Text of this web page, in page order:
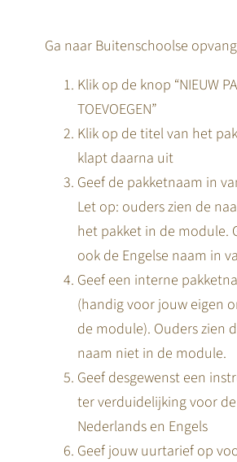
Ga naar Buitenschoolse
Klik op de knop “NIEUW
TOEVOEGEN”
Klik op de titel van het
klapt daarna uit
Geef de pakketnaam in
Let op: ouders zien de
het pakket in de module.
ook de Engelse naam in
Geef een interne
(handig voor jouw eigen
de module). Ouders zien
naam niet in de module.
Geef desgewenst een
ter verduidelijking voor
Nederlands en Engels
Geef jouw uurtarief op